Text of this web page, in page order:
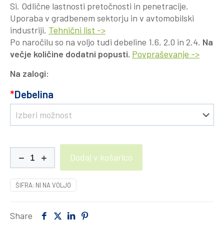
Si. Odlične lastnosti pretočnosti in penetracije.
Uporaba v gradbenem sektorju in v avtomobilski
industriji. Tehnični list ->
Po naročilu so na voljo tudi debeline 1.6, 2.0 in 2.4. Na
večje količine dodatni popusti. Povpraševanje ->
Na zalogi:
*Debelina
količina
Dodaj v košarico
ŠIFRA: NI NA VOLJO
Share